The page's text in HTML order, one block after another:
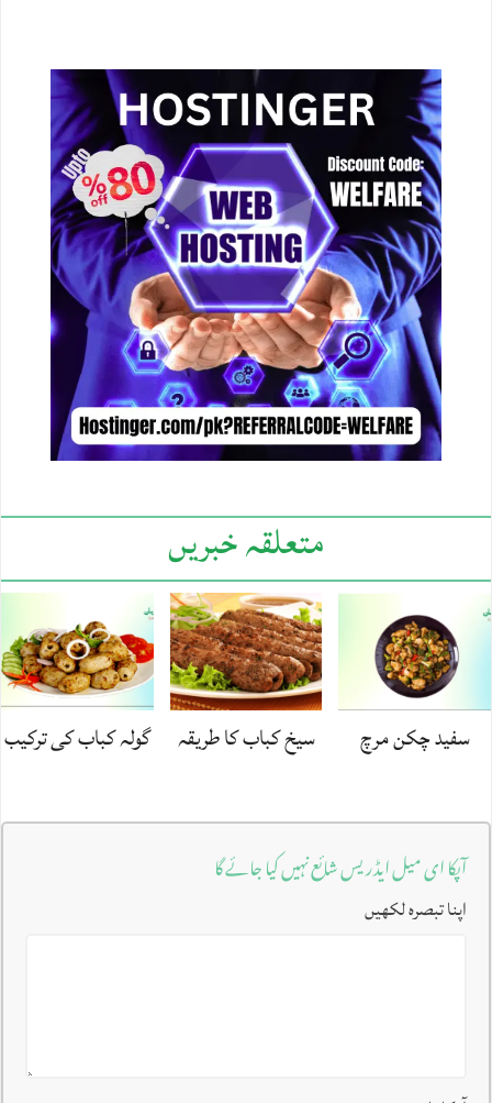
متعلقہ خبریں
سفید چکن مرچ سیخ کباب کا طریقہ گولہ کباب کی ترکیب
آپکا ای میل ایڈریس شائع نہیں کیا جائے گا
اپنا تبصرہ لکھیں